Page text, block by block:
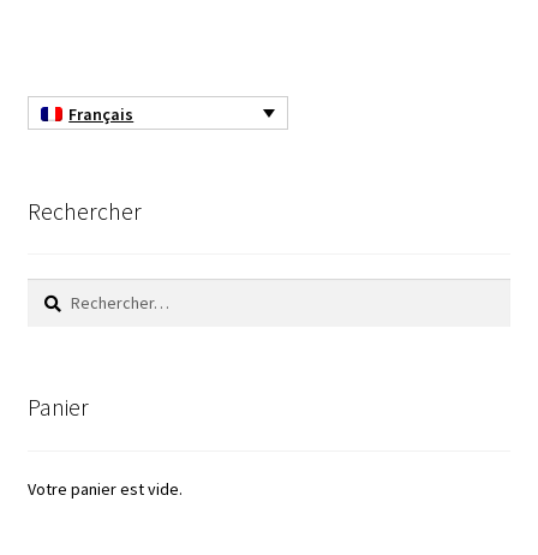
Automatisation avec Lea
Bec Bunsen
Boites à gants
Français
Rechercher
Rechercher :
Panier
Votre panier est vide.